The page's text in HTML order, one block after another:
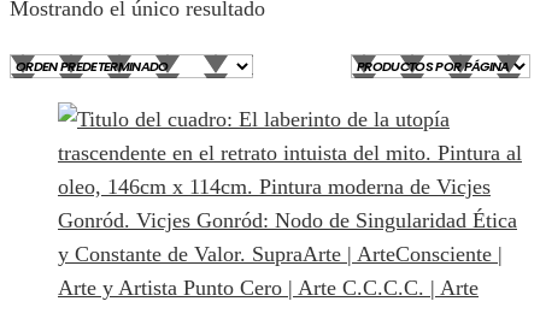
Mostrando el único resultado